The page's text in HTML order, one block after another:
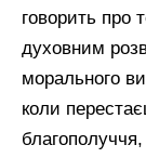
говорить про
духовним
морального
коли